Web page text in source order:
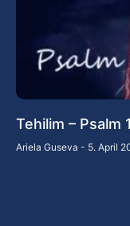
Tehilim – Psalm
Ariela Guseva 5. April